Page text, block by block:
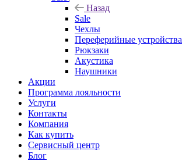
Назад
Sale
Чехлы
Переферийные устройства
Рюкзаки
Акустика
Наушники
Акции
Программа лояльности
Услуги
Контакты
Компания
Как купить
Сервисный центр
Блог